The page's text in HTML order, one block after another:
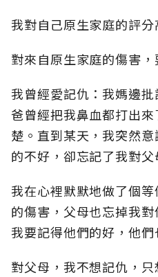
我對自己原生家庭的評
對來自原生家庭的傷害
我曾經愛記仇：我媽邊
爸曾經把我鼻血都打出
楚。直到某天，我突然
的不好，卻忘記了我對父
我在心裡默默地做了個
的傷害，父母也忘掉我
我要記得他們的好，他們
對父母，我不想記仇，只